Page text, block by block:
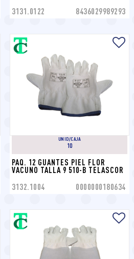
3131.0122 8436029989293
UNID/CAJA
10
PAQ. 12 GUANTES PIEL FLOR
VACUNO TALLA 9 510-B TELASCOR
3132.1004 0000000180634